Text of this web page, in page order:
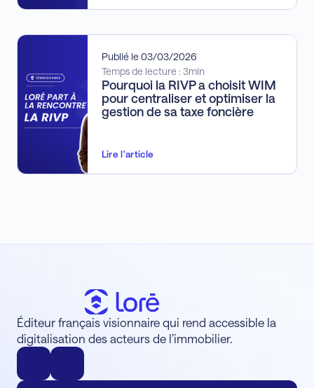
Publié le 03/03/2026
Temps de lecture : 3min
Pourquoi la RIVP a choisit WIM
pour centraliser et optimiser la
gestion de sa taxe foncière
Lire l'article
Éditeur français visionnaire qui rend accessible la
digitalisation des acteurs de l’immobilier.